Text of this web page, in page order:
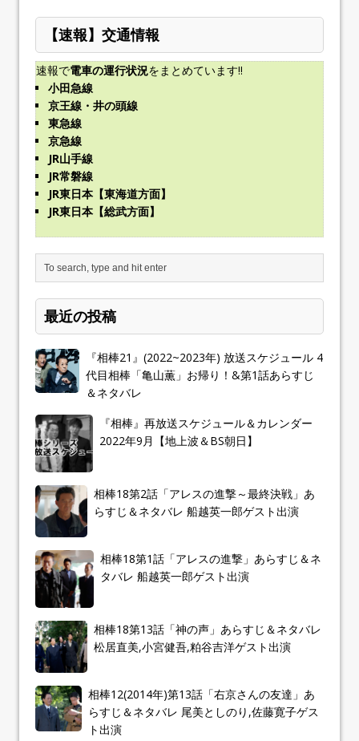
【速報】交通情報
速報で電車の運行状況をまとめています!!
小田急線
京王線・井の頭線
東急線
京急線
JR山手線
JR常磐線
JR東日本【東海道方面】
JR東日本【総武方面】
最近の投稿
『相棒21』(2022~2023年) 放送スケジュール 4
代目相棒「亀山薫」お帰り！&第1話あらすじ
＆ネタバレ
『相棒』再放送スケジュール＆カレンダー
2022年9月【地上波＆BS朝日】
相棒18第2話「アレスの進撃～最終決戦」あ
らすじ＆ネタバレ 船越英一郎ゲスト出演
相棒18第1話「アレスの進撃」あらすじ＆ネ
タバレ 船越英一郎ゲスト出演
相棒18第13話「神の声」あらすじ＆ネタバレ
松居直美,小宮健吾,粕谷吉洋ゲスト出演
相棒12(2014年)第13話「右京さんの友達」あ
らすじ＆ネタバレ 尾美としのり,佐藤寛子ゲス
ト出演